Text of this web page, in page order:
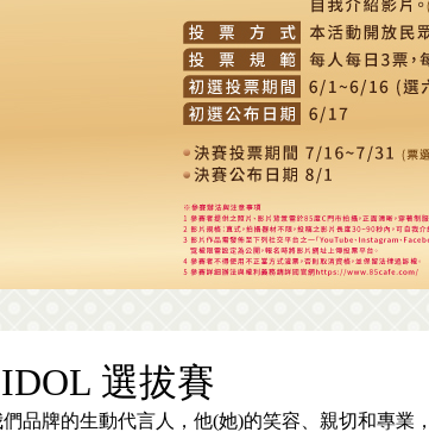
選拔賽
品牌的生動代言人，他(她)的笑容、親切和專